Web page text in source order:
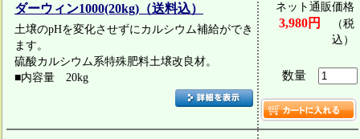
ダーウィン1000(20kg)（送料込）
土壌のpHを変化させずにカルシウム補給ができ
ます。
硫酸カルシウム系特殊肥料土壌改良材。
■内容量 20kg
ネット通販価格
3,980円
（税
込）
数量